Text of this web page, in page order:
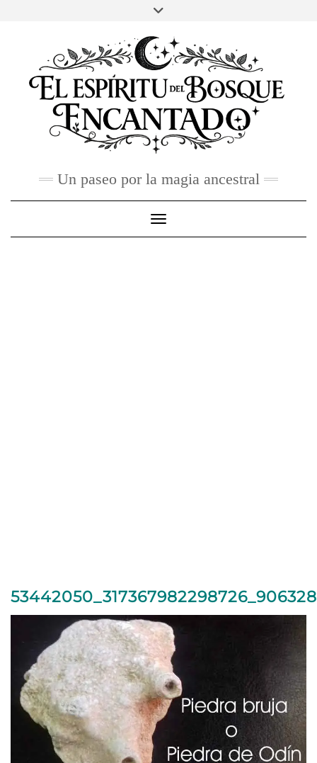
FACEBOOK
TWITTER
INSTAGRAM
PINTEREST
TUBE
CONTACTO
Un paseo por la magia ancestral
Toggle Navigation